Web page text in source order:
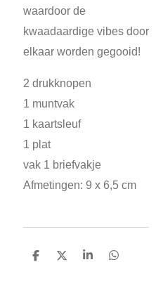
waardoor de
kwaadaardige vibes door
elkaar worden gegooid!
2 drukknopen
1 muntvak
1 kaartsleuf
1 plat
vak 1 briefvakje
Afmetingen: 9 x 6,5 cm
D
D
S
D